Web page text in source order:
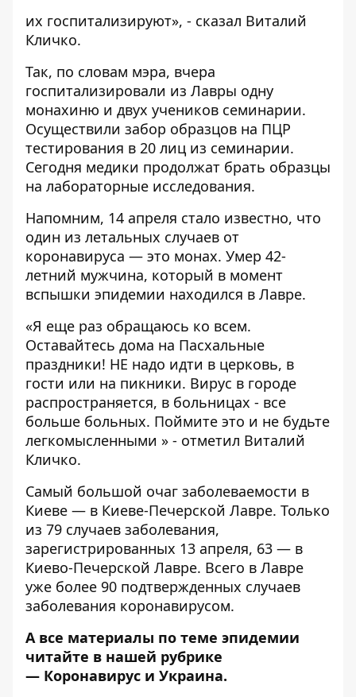
их госпитализируют», - сказал Виталий
Кличко.
Так, по словам мэра, вчера
госпитализировали из Лавры одну
монахиню и двух учеников семинарии.
Осуществили забор образцов на ПЦР
тестирования в 20 лиц из семинарии.
Сегодня медики продолжат брать образцы
на лабораторные исследования.
Напомним, 14 апреля стало известно, что
один из летальных случаев от
коронавируса — это монах. Умер 42-
летний мужчина, который в момент
вспышки эпидемии находился в Лавре.
«Я еще раз обращаюсь ко всем.
Оставайтесь дома на Пасхальные
праздники! НЕ надо идти в церковь, в
гости или на пикники. Вирус в городе
распространяется, в больницах - все
больше больных. Поймите это и не будьте
легкомысленными » - отметил Виталий
Кличко.
Самый большой очаг заболеваемости в
Киеве — в Киеве-Печерской Лавре. Только
из 79 случаев заболевания,
зарегистрированных 13 апреля, 63 — в
Киево-Печерской Лавре. Всего в Лавре
уже более 90 подтвержденных случаев
заболевания коронавирусом.
А все материалы по теме эпидемии
читайте в нашей рубрике
— Коронавирус и Украина.